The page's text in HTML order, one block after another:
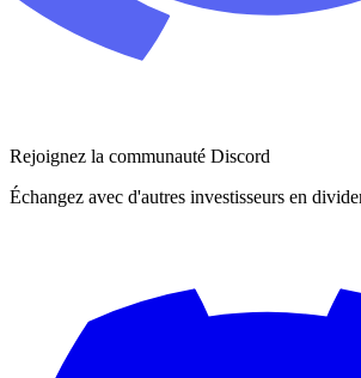
Rejoignez la communauté Discord
Échangez avec d'autres investisseurs en